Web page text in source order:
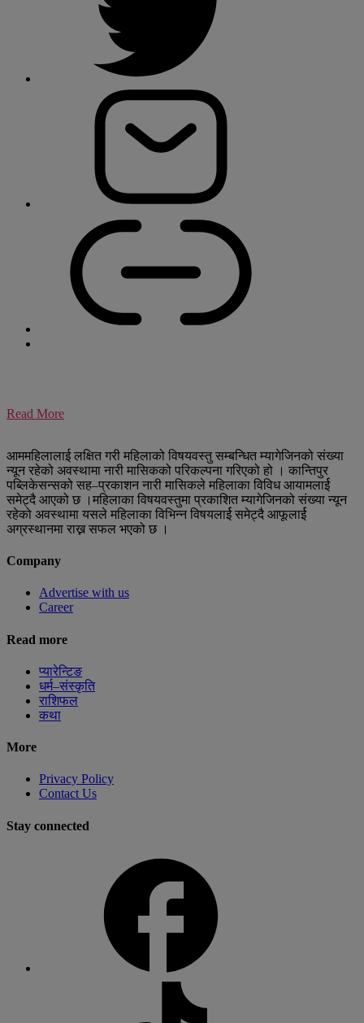
Read More
आममहिलालाई लक्षित गरी महिलाको विषयवस्तु सम्बन्धित म्यागेजिनको संख्या
न्यून रहेको अवस्थामा नारी मासिकको परिकल्पना गरिएको हो । कान्तिपुर
पब्लिकेसन्सको सह–प्रकाशन नारी मासिकले महिलाका विविध आयामलार्ई
समेट्दै आएको छ ।महिलाका विषयवस्तुमा प्रकाशित म्यागेजिनको संख्या न्यून
रहेको अवस्थामा यसले महिलाका विभिन्न विषयलार्ई समेट्दै आफूलार्ई
अग्रस्थानमा राख्न सफल भएको छ ।
Company
Advertise with us
Career
Read more
प्यारेन्टिङ
धर्म–संस्कृति
राशिफल
कथा
More
Privacy Policy
Contact Us
Stay connected